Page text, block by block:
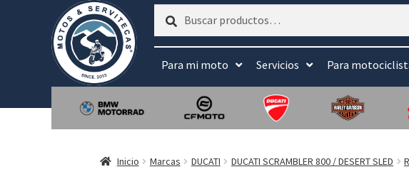
Buscar
Buscar
Para mi moto Servicios Para
Inicio Marcas DUCATI DUCATI SCRAMBLER 800 / DESERT SLED